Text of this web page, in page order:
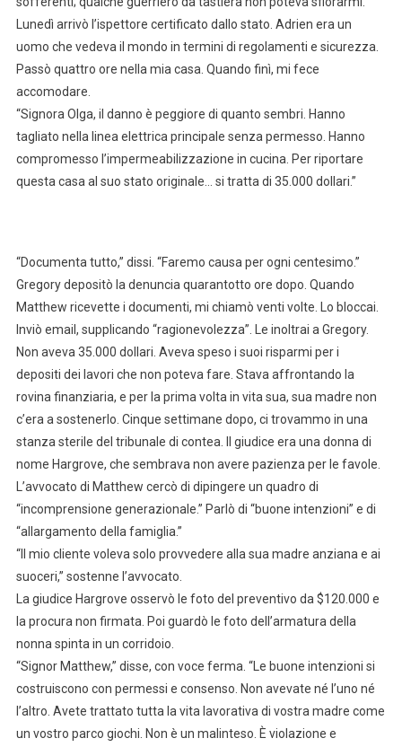
Lunedì arrivò l’ispettore certificato dallo stato. Adrien era un
uomo che vedeva il mondo in termini di regolamenti e sicurezza.
Passò quattro ore nella mia casa. Quando finì, mi fece
accomodare.
“Signora Olga, il danno è peggiore di quanto sembri. Hanno
tagliato nella linea elettrica principale senza permesso. Hanno
compromesso l’impermeabilizzazione in cucina. Per riportare
questa casa al suo stato originale… si tratta di 35.000 dollari.”
“Documenta tutto,” dissi. “Faremo causa per ogni centesimo.”
Gregory depositò la denuncia quarantotto ore dopo. Quando
Matthew ricevette i documenti, mi chiamò venti volte. Lo bloccai.
Inviò email, supplicando “ragionevolezza”. Le inoltrai a Gregory.
Non aveva 35.000 dollari. Aveva speso i suoi risparmi per i
depositi dei lavori che non poteva fare. Stava affrontando la
rovina finanziaria, e per la prima volta in vita sua, sua madre non
c’era a sostenerlo. Cinque settimane dopo, ci trovammo in una
stanza sterile del tribunale di contea. Il giudice era una donna di
nome Hargrove, che sembrava non avere pazienza per le favole.
L’avvocato di Matthew cercò di dipingere un quadro di
“incomprensione generazionale.” Parlò di “buone intenzioni” e di
“allargamento della famiglia.”
“Il mio cliente voleva solo provvedere alla sua madre anziana e ai
suoceri,” sostenne l’avvocato.
La giudice Hargrove osservò le foto del preventivo da $120.000 e
la procura non firmata. Poi guardò le foto dell’armatura della
nonna spinta in un corridoio.
“Signor Matthew,” disse, con voce ferma. “Le buone intenzioni si
costruiscono con permessi e consenso. Non avevate né l’uno né
l’altro. Avete trattato tutta la vita lavorativa di vostra madre come
un vostro parco giochi. Non è un malinteso. È violazione e